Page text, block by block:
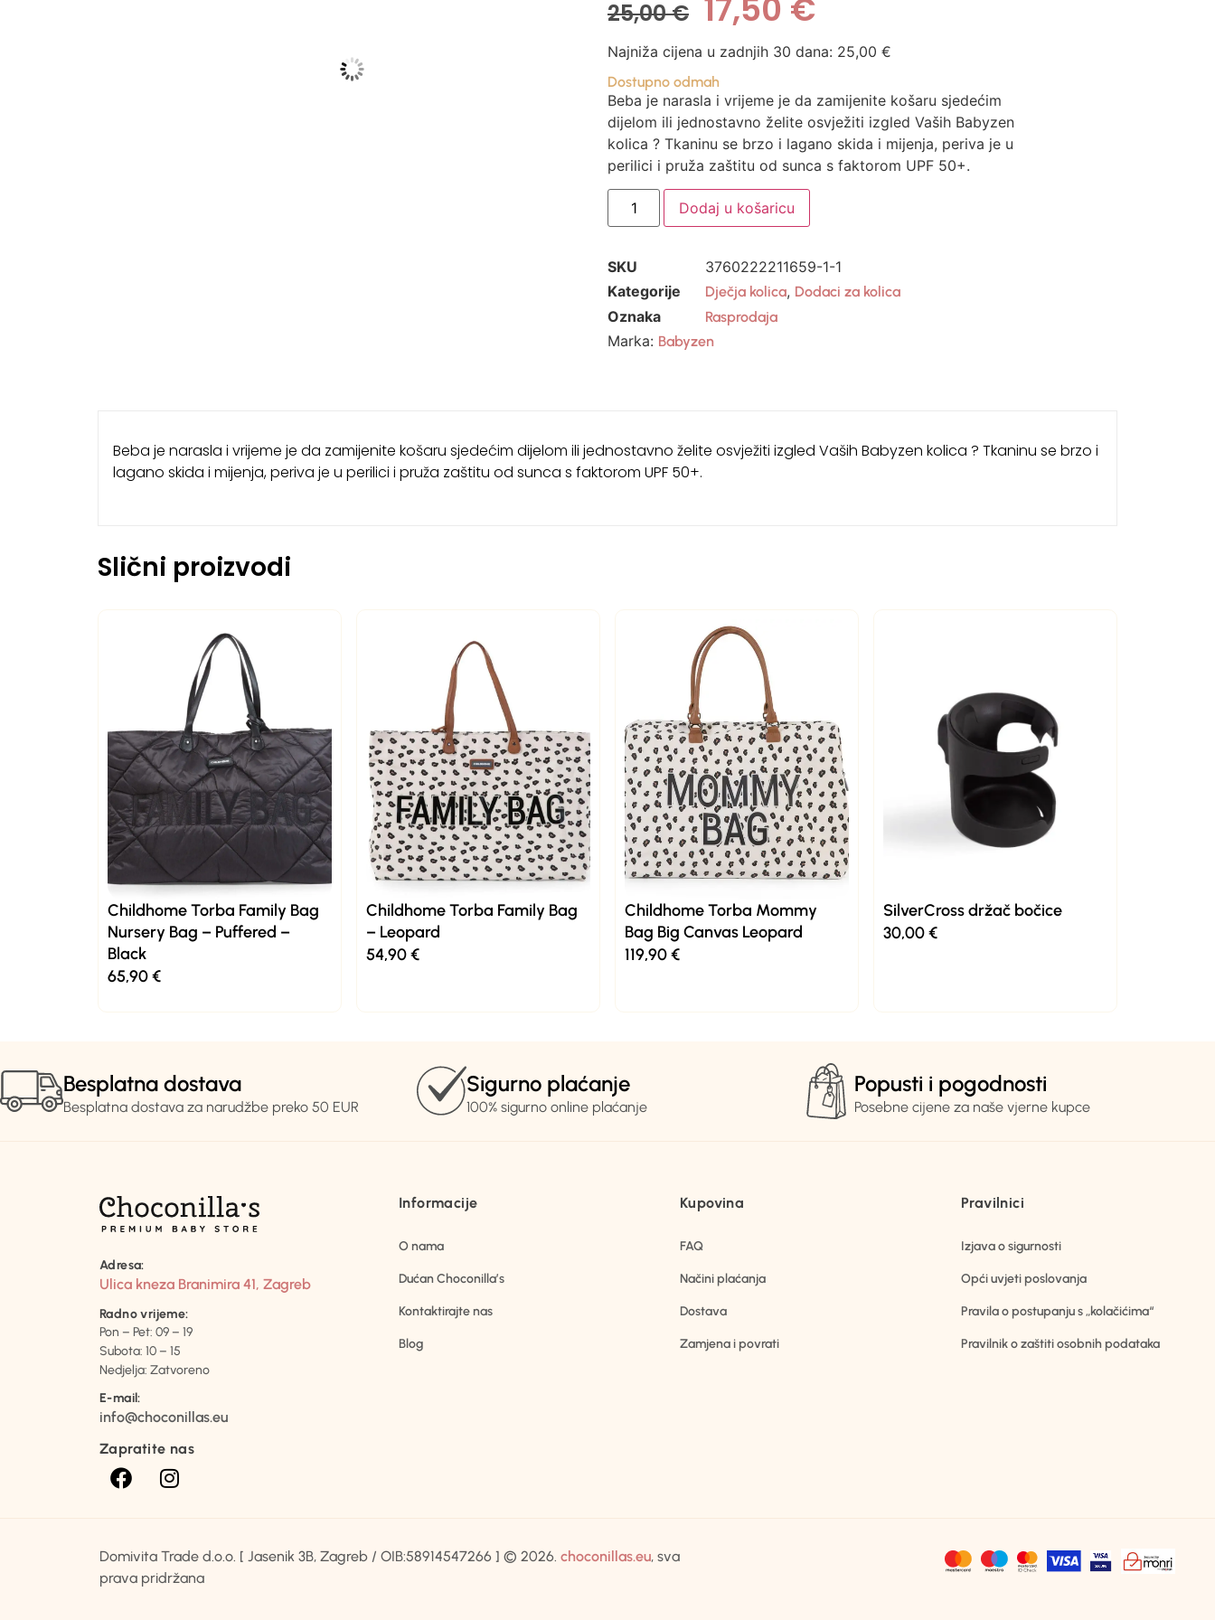
25,00€ 17,50 €
Najniža cijena u zadnjih 30 dana: 25,00 €
Dostupno odmah
Beba je narasla i vrijeme je da zamijenite košaru sjedećim
dijelom ili jednostavno želite osvježiti izgled Vaših Babyzen
kolica ? Tkaninu se brzo i lagano skida i mijenja, periva je u
perilici i pruža zaštitu od sunca s faktorom UPF 50+.
Dodaj u košaricu
SKU
3760222211659-1-1
Kategorije
Dječja kolica, Dodaci za kolica
Oznaka Rasprodaja
Marka: Babyzen
Beba je narasla i vrijeme je da zamijenite košaru sjedećim dijelom ili jednostavno želite osvježiti izgled Vaših Babyzen kolica ? Tkaninu se brzo i
lagano skida i mijenja, periva je u perilici i pruža zaštitu od sunca s faktorom UPF 50+.
Slični proizvodi
Childhome Torba Family Bag
Nursery Bag – Puffered –
Black
65,90€
Childhome Torba Family Bag
– Leopard
54,90€
Childhome Torba Mommy
Bag Big Canvas Leopard
119,90€
SilverCross držač bočice
30,00€
Besplatna dostava
Besplatna dostava za narudžbe preko 50 EUR
Sigurno plaćanje
100% sigurno online plaćanje
Popusti i pogodnosti
Posebne cijene za naše vjerne kupce
Adresa:
Ulica kneza Branimira 41, Zagreb
Radno vrijeme:
Pon – Pet: 09 – 19
Subota: 10 – 15
Nedjelja: Zatvoreno
E-mail:
info@choconillas.eu
Zapratite nas
Informacije
O nama
Dućan Choconilla’s
Kontaktirajte nas
Blog
Kupovina
FAQ
Načini plaćanja
Dostava
Zamjena i povrati
Pravilnici
Izjava o sigurnosti
Opći uvjeti poslovanja
Pravila o postupanju s „kolačićima“
Pravilnik o zaštiti osobnih podataka
Domivita Trade d.o.o. [ Jasenik 3B, Zagreb / OIB:58914547266 ] © 2026. choconillas.eu, sva
prava pridržana